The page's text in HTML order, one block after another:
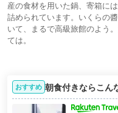
産の食材を用いた鍋、寄箱に
詰められています。いくらの
いて、まるで高級旅館のよう
ては。
おすすめ 朝食付きならこん